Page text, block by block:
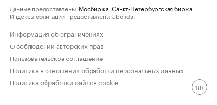
Данные предоставлены: Мосбиржа Санкт-Петербургская биржа
Индексы облигаций предоставлены Cbonds.
Информация об ограничениях
О соблюдении авторских прав
Пользовательское соглашение
Политика в отношении обработки персональных данных
Политика обработки файлов cookie
18+